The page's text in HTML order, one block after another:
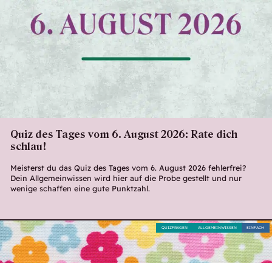
Quiz des Tages vom 6. August 2026: Rate dich
schlau!
Meisterst du das Quiz des Tages vom 6. August 2026 fehlerfrei?
Dein Allgemeinwissen wird hier auf die Probe gestellt und nur
wenige schaffen eine gute Punktzahl.
EINFACH
ALLGEMEINWISSEN
QUIZFRAGEN